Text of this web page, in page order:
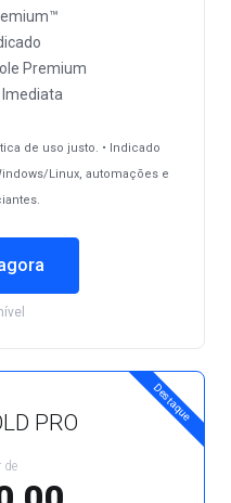
Premium
Imediata
de uso justo. • Indicado
Linux, automações e
Destaque
PRO
de